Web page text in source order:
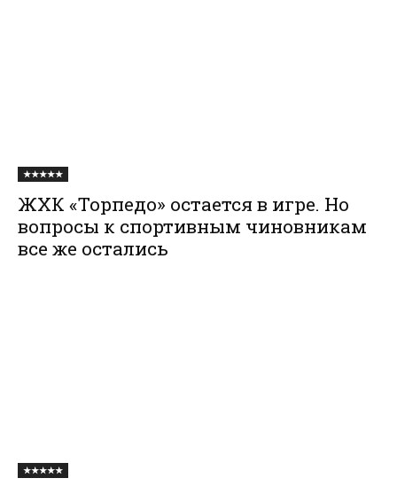
★★★★★
ЖХК «Торпедо» остается в игре. Но
вопросы к спортивным чиновникам
все же остались
★★★★★